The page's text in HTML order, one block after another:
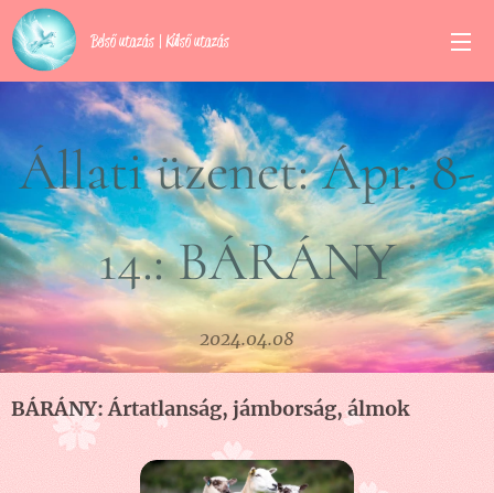
Belső utazás | Külső utazás
Állati üzenet: Ápr. 8-
14.: BÁRÁNY
2024.04.08
BÁRÁNY: Ártatlanság, jámborság, álmok